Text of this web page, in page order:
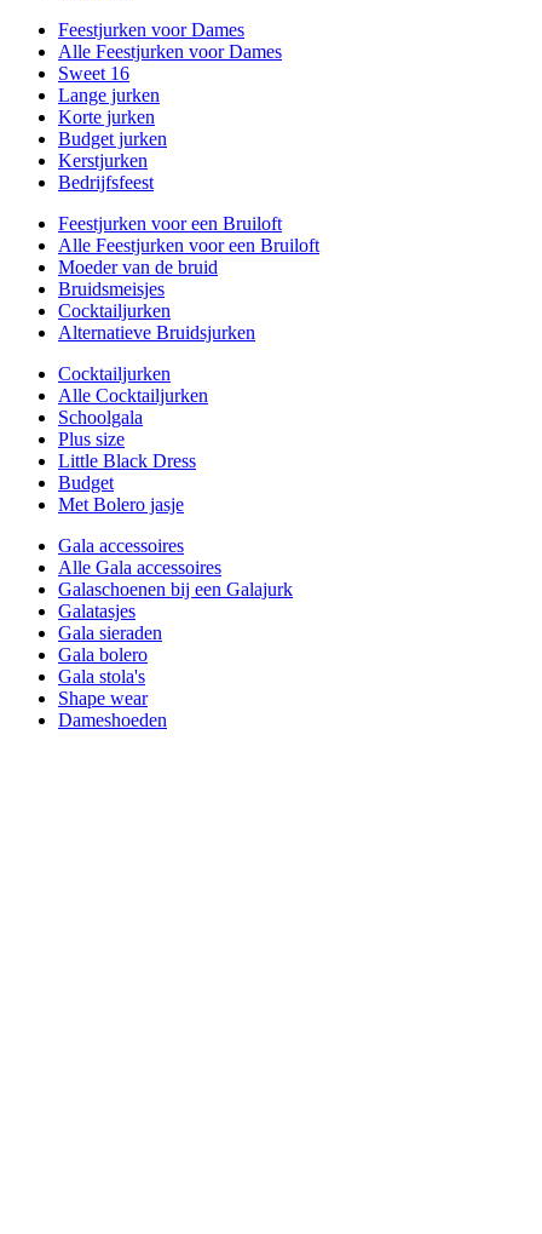
Feestjurken voor Dames
Alle Feestjurken voor Dames
Sweet 16
Lange jurken
Korte jurken
Budget jurken
Kerstjurken
Bedrijfsfeest
Feestjurken voor een Bruiloft
Alle Feestjurken voor een Bruiloft
Moeder van de bruid
Bruidsmeisjes
Cocktailjurken
Alternatieve Bruidsjurken
Cocktailjurken
Alle Cocktailjurken
Schoolgala
Plus size
Little Black Dress
Budget
Met Bolero jasje
Gala accessoires
Alle Gala accessoires
Galaschoenen bij een Galajurk
Galatasjes
Gala sieraden
Gala bolero
Gala stola's
Shape wear
Dameshoeden